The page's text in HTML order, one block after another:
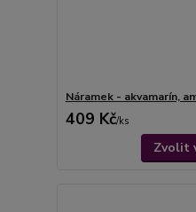
Náramek - akvamarín,
409 Kč/ks
Zvolit